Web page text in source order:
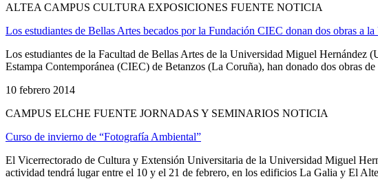
ALTEA CAMPUS CULTURA EXPOSICIONES FUENTE NOTICIA
Los estudiantes de Bellas Artes becados por la Fundación CIEC donan dos obras a
Los estudiantes de la Facultad de Bellas Artes de la Universidad Miguel
Estampa Contemporánea (CIEC) de Betanzos (La Coruña), han donado dos obras
10 febrero 2014
CAMPUS ELCHE FUENTE JORNADAS Y SEMINARIOS NOTICIA
Curso de invierno de “Fotografía Ambiental”
El Vicerrectorado de Cultura y Extensión Universitaria de la Universidad Miguel
actividad tendrá lugar entre el 10 y el 21 de febrero, en los edificios La Galia y El